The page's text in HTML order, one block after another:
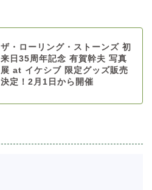
ザ・ローリング・ストーンズ 初
来日35周年記念 有賀幹夫 写真
展 at イケシブ 限定グッズ販売
決定！2月1日から開催